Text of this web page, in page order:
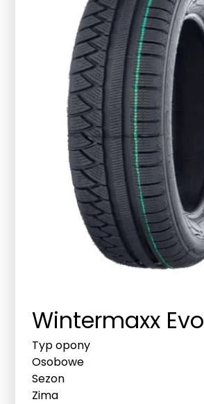
Wintermaxx Evo
Typ opony
Osobowe
Sezon
Zima